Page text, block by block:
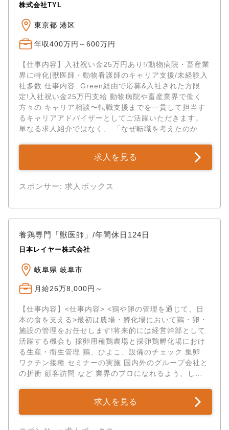
株式会社TYL
東京都 港区
年収400万円～600万円
【仕事内容】入社祝い金25万円あり!/動物病院・畜産業
界に特化|獣医師・動物看護師のキャリア支援/未経験入
社多数 仕事内容: Green経由で応募&入社された方限
定!入社祝い金25万円支給 動物病院や畜産業界で働く
方々の キャリア相談〜転職支援までを一貫して担当す
るキャリアアドバイザーとしてご活躍いただきます。
単なる求人紹介ではなく、 「なぜ転職を考えたのか」
求人を見る
スポンサー: 求人ボックス
養鶏専門「獣医師」/年間休日124日
日本レイヤー株式会社
岐阜県 岐阜市
月給26万8,000円～
【仕事内容】<仕事内容> <鶏や卵の管理を通じて、日
本の食を支える>最初は農場・孵化場において鶏・卵・
施設の管理をお任せします!将来的には経営幹部として
活躍する機会も 採卵用種鶏農場と採卵鶏孵化場におけ
る生産・衛生管理 鶏、ひよこ、設備のチェック 集卵
ワクチン接種 セミナーの実施 国内外のグループ会社と
の折衝 顧客訪問 など 業界のプロになれるよう、しっ
求人を見る